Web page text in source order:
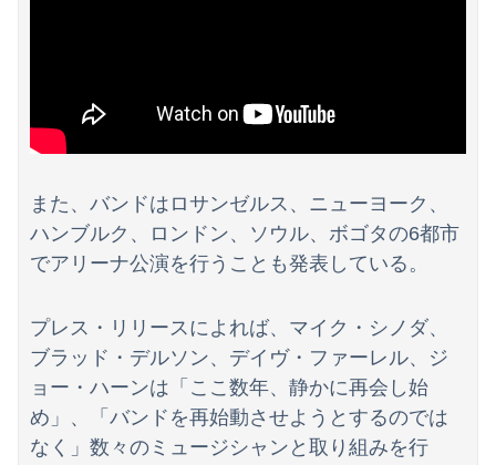
また、バンドはロサンゼルス、ニューヨーク、
ハンブルク、ロンドン、ソウル、ボゴタの6都市
でアリーナ公演を行うことも発表している。
プレス・リリースによれば、マイク・シノダ、
ブラッド・デルソン、デイヴ・ファーレル、ジ
ョー・ハーンは「ここ数年、静かに再会し始
め」、「バンドを再始動させようとするのでは
なく」数々のミュージシャンと取り組みを行